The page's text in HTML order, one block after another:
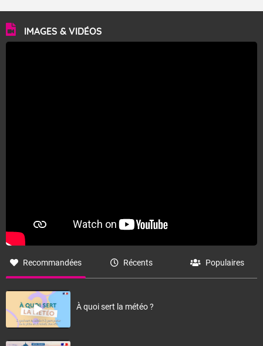
IMAGES & VIDÉOS
Recommandées Récents Populaires
À quoi sert la météo ?